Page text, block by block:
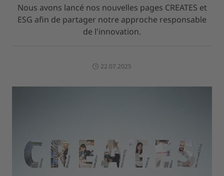
Nous avons lancé nos nouvelles pages CREATES et
ESG afin de partager notre approche responsable
de l'innovation.
22.07.2025